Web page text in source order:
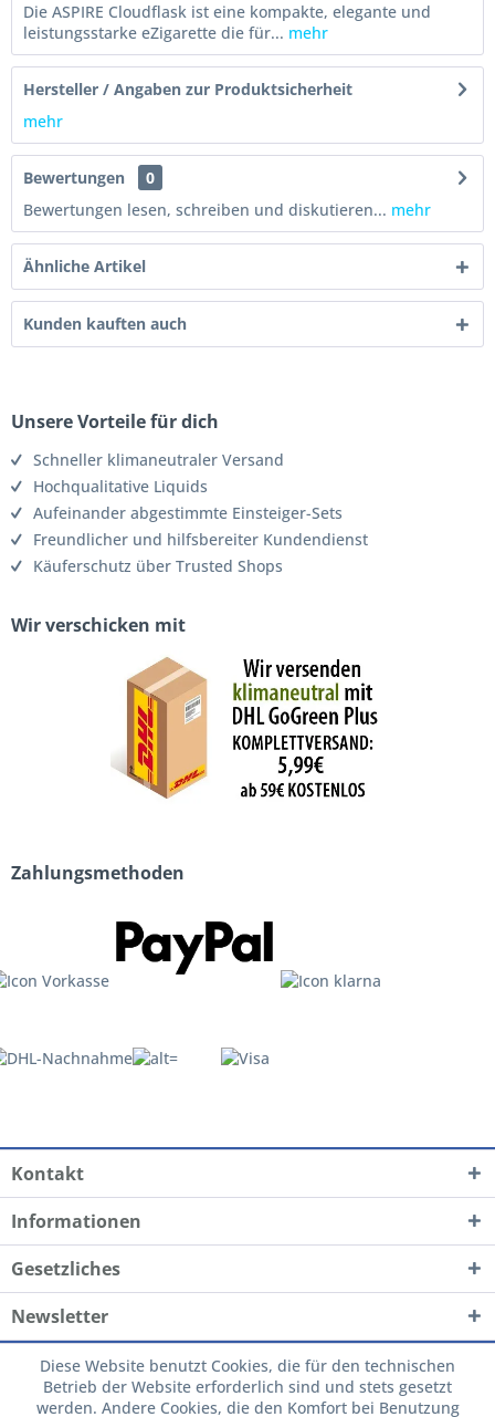
Die ASPIRE Cloudflask ist eine kompakte, elegante und
leistungsstarke eZigarette die für... mehr
Hersteller / Angaben zur Produktsicherheit
mehr
Bewertungen
0
Bewertungen lesen, schreiben und diskutieren... mehr
Ähnliche Artikel
Kunden kauften auch
Unsere Vorteile für dich
Schneller klimaneutraler Versand
Hochqualitative Liquids
Aufeinander abgestimmte Einsteiger-Sets
Freundlicher und hilfsbereiter Kundendienst
Käuferschutz über Trusted Shops
Wir verschicken mit
Zahlungsmethoden
Kontakt
Informationen
Gesetzliches
Newsletter
Diese Website benutzt Cookies, die für den technischen
Betrieb der Website erforderlich sind und stets gesetzt
werden. Andere Cookies, die den Komfort bei Benutzung